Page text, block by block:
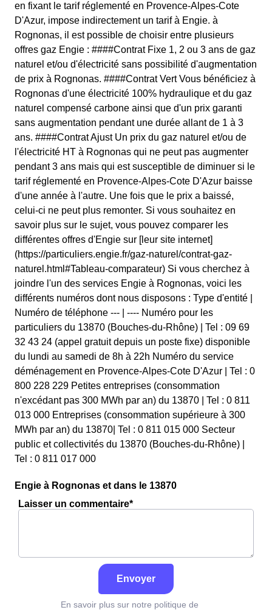
en fixant le tarif réglementé en Provence-Alpes-Cote
D'Azur, impose indirectement un tarif à Engie. à
Rognonas, il est possible de choisir entre plusieurs
offres gaz Engie : ####Contrat Fixe 1, 2 ou 3 ans de gaz
naturel et/ou d'électricité sans possibilité d'augmentation
de prix à Rognonas. ####Contrat Vert Vous bénéficiez à
Rognonas d'une électricité 100% hydraulique et du gaz
naturel compensé carbone ainsi que d'un prix garanti
sans augmentation pendant une durée allant de 1 à 3
ans. ####Contrat Ajust Un prix du gaz naturel et/ou de
l'électricité HT à Rognonas qui ne peut pas augmenter
pendant 3 ans mais qui est susceptible de diminuer si le
tarif réglementé en Provence-Alpes-Cote D'Azur baisse
d'une année à l'autre. Une fois que le prix a baissé,
celui-ci ne peut plus remonter. Si vous souhaitez en
savoir plus sur le sujet, vous pouvez comparer les
différentes offres d'Engie sur [leur site internet]
(https://particuliers.engie.fr/gaz-naturel/contrat-gaz-
naturel.html#Tableau-comparateur) Si vous cherchez à
joindre l'un des services Engie à Rognonas, voici les
différents numéros dont nous disposons : Type d'entité |
Numéro de téléphone --- | ---- Numéro pour les
particuliers du 13870 (Bouches-du-Rhône) | Tel : 09 69
32 43 24 (appel gratuit depuis un poste fixe) disponible
du lundi au samedi de 8h à 22h Numéro du service
déménagement en Provence-Alpes-Cote D'Azur | Tel : 0
800 228 229 Petites entreprises (consommation
n'excédant pas 300 MWh par an) du 13870 | Tel : 0 811
013 000 Entreprises (consommation supérieure à 300
MWh par an) du 13870| Tel : 0 811 015 000 Secteur
public et collectivités du 13870 (Bouches-du-Rhône) |
Tel : 0 811 017 000
Engie à Rognonas et dans le 13870
Laisser un commentaire*
Envoyer
En savoir plus sur notre politique de